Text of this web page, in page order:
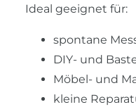
Ideal geeignet für:
spontane
DIY- und
Möbel- und
kleine